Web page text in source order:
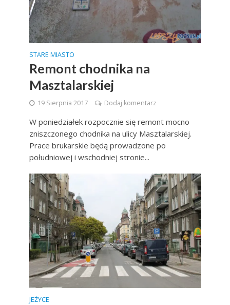
STARE MIASTO
Remont chodnika na
Masztalarskiej
19 Sierpnia 2017 Dodaj komentarz
W poniedziałek rozpocznie się remont mocno
zniszczonego chodnika na ulicy Masztalarskiej.
Prace brukarskie będą prowadzone po
południowej i wschodniej stronie...
JEŻYCE